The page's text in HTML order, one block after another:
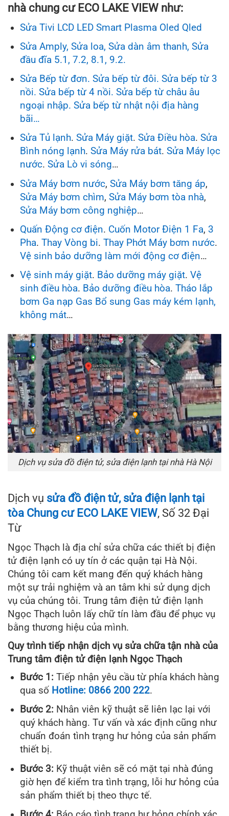
nhà chung cư ECO LAKE VIEW như:
Sửa Tivi LCD LED Smart Plasma Oled Qled
Sửa Amply, Sửa loa, Sửa dàn âm thanh, Sửa
đầu đĩa 5.1, 7.2, 8.1, 9.2.
Sửa Bếp từ đơn. Sửa bếp từ đôi. Sửa bếp từ 3
nồi. Sửa bếp từ 4 nồi. Sửa bếp từ châu âu
ngoại nhập. Sửa bếp từ nhật nội địa hàng
bãi…
Sửa Tủ lạnh.Sửa Máy giặt.Sửa Điều hòa.Sửa
Bình nóng lạnh.Sửa Máy rửa bát.Sửa Máy lọc
nước.Sửa Lò vi sóng…
Sửa Máy bơm nước,Sửa Máy bơm tăng áp,
Sửa Máy bơm chìm,Sửa Máy bơm tòa nhà,
Sửa Máy bơm công nghiệp…
Quấn Động cơ điện. Cuốn Motor Điện 1 Fa, 3
Pha.Thay Vòng bi.Thay Phớt Máy bơm nước.
Vệ sinh bảo dưỡng làm mới động cơ điện…
Vệ sinh máy giặt. Bảo dưỡng máy giặt.Vệ
sinh điều hòa. Bảo dưỡng điều hòa.Tháo lắp
bơm Ga nạp Gas Bổ sung Gas máy kém lạnh,
không mát…
Dịch vụ sửa đồ điện tử, sửa điện lạnh tại nhà Hà Nội
Dịch vụ sửa đồ điện tử, sửa điện lạnh tại
tòa Chung cư ECO LAKE VIEW, Số 32 Đại
Từ
Ngọc Thạch là địa chỉ sửa chữa các thiết bị điện
tử điện lạnh có uy tín ở các quận tại Hà Nội.
Chúng tôi cam kết mang đến quý khách hàng
một sự trải nghiệm và an tâm khi sử dụng dịch
vụ của chúng tôi. Trung tâm điện tử điện lạnh
Ngọc Thạch luôn lấy chữ tín làm đầu để phục vụ
bằng thương hiệu của mình.
Quy trình tiếp nhận dịch vụ sửa chữa tận nhà của
Trung tâm điện tử điện lạnh Ngọc Thạch
Bước 1: Tiếp nhận yêu cầu từ phía khách hàng
qua số Hotline: 0866 200 222.
Bước 2: Nhân viên kỹ thuật sẽ liên lạc lại với
quý khách hàng. Tư vấn và xác định cũng như
chuẩn đoán tình trạng hư hỏng của sản phẩm
thiết bị.
Bước 3: Kỹ thuật viên sẽ có mặt tại nhà đúng
giờ hẹn để kiểm tra tình trạng, lỗi hư hỏng của
sản phẩm thiết bị theo thực tế.